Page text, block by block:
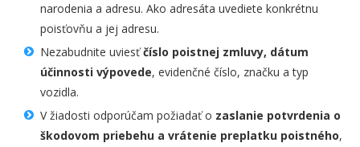
narodenia a adresu. Ako adresáta uvediete konkrétnu
poisťovňu a jej adresu.
Nezabudnite uviesťčíslo poistnej zmluvy, dátum
účinnosti výpovede, evidenčné číslo, značku a typ
vozidla.
V žiadosti odporúčam požiadať o zaslanie potvrdenia o
škodovom priebehu a vrátenie preplatku poistného,